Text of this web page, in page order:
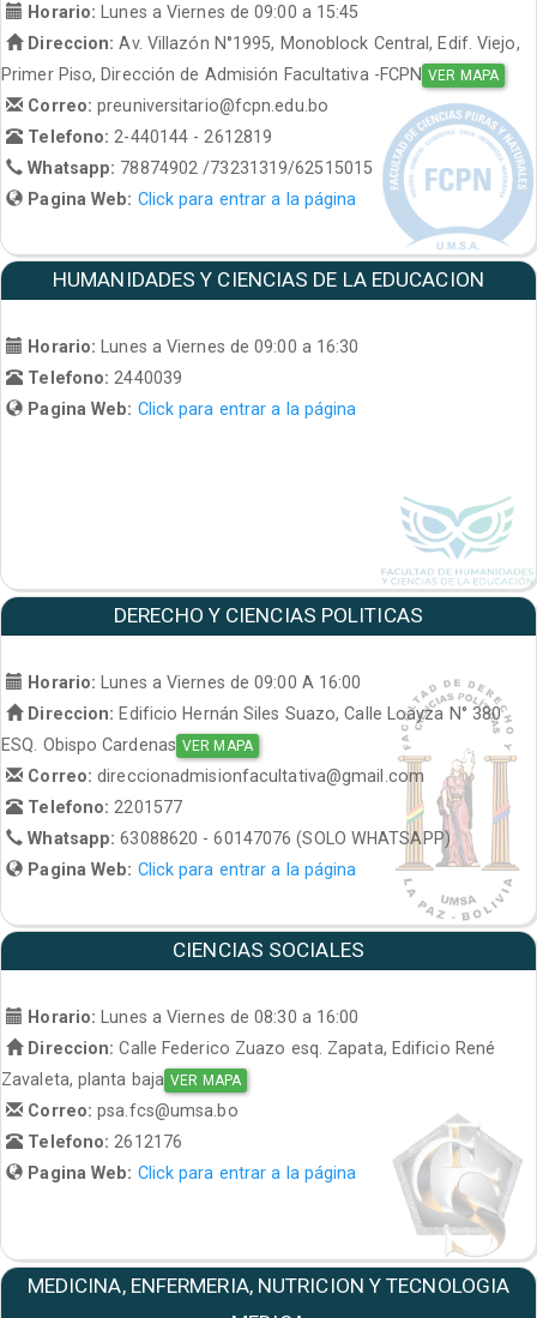
Horario:
Lunes a Viernes de 09:00 a 15:45
Direccion: Av. Villazón N°1995, Monoblock Central, Edif. Viejo,
Primer Piso, Dirección de Admisión Facultativa -FCPN VER MAPA
Correo:preuniversitario@fcpn.edu.bo
Telefono: 2-440144 - 2612819
Whatsapp: 78874902 /73231319/62515015
Pagina Web: Click para entrar a la página
HUMANIDADES Y CIENCIAS DE LA EDUCACION
Horario: Lunes a Viernes de 09:00 a 16:30
Telefono:2440039
Pagina Web: Click para entrar a la página
DERECHO Y CIENCIAS POLITICAS
Horario:
Lunes a Viernes de 09:00 A 16:00
Direccion: Edificio Hernán Siles Suazo, Calle Loayza N° 380
ESQ. Obispo Cardenas VER MAPA
Correo:direccionadmisionfacultativa@gmail.com
Telefono: 2201577
Whatsapp:63088620 - 60147076 (SOLO WHATSAPP)
Pagina Web: Click para entrar a la página
CIENCIAS SOCIALES
Horario:
Lunes a Viernes de 08:30 a 16:00
Direccion: Calle Federico Zuazo esq. Zapata, Edificio René
Zavaleta, planta baja VER MAPA
Correo:psa.fcs@umsa.bo
Telefono: 2612176
Pagina Web: Click para entrar a la página
MEDICINA, ENFERMERIA, NUTRICION Y TECNOLOGIA